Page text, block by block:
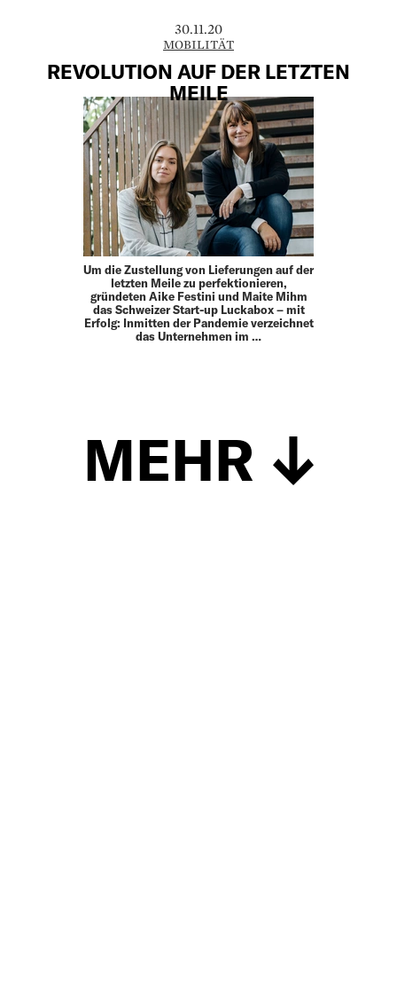
30.11.20
MOBILITÄT
REVOLUTION AUF DER LETZTEN
MEILE
Um die Zustellung von Lieferungen auf der
letzten Meile zu perfektionieren,
gründeten Aike Festini und Maite Mihm
das Schweizer Start-up Luckabox – mit
Erfolg: Inmitten der Pandemie verzeichnet
das Unternehmen im …
MEHR